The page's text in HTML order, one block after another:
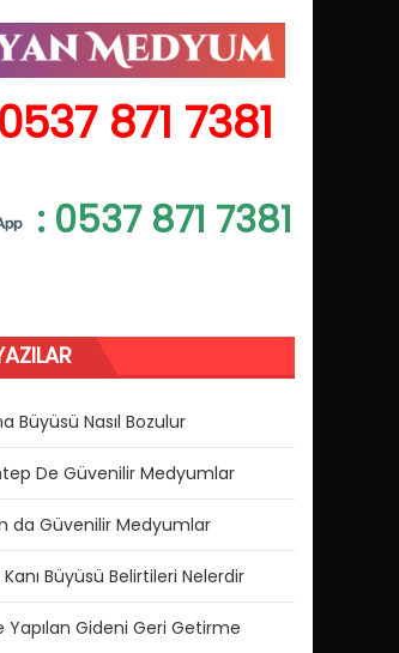
871 7381
: 0537 871 7381
Büyüsü Nasıl Bozulur
De Güvenilir Medyumlar
da Güvenilir Medyumlar
Büyüsü Belirtileri Nelerdir
Yapılan Gideni Geri Getirme